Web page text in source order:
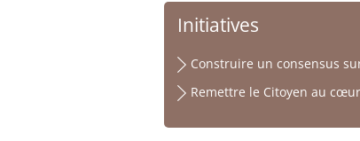
Initiatives
Construire un consensus
Remettre le Citoyen au